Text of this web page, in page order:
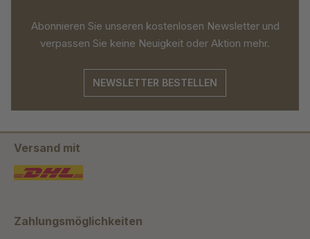
Abonnieren Sie unseren kostenlosen Newsletter und
verpassen Sie keine Neuigkeit oder Aktion mehr.
NEWSLETTER BESTELLEN
Versand mit
Zahlungsmöglichkeiten